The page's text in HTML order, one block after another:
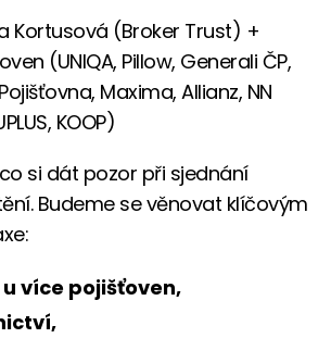
Kortusová (Broker Trust) +
(UNIQA, Pillow, Generali ČP,
Pojišťovna, Maxima, Allianz, NN
KOOP)
si dát pozor při sjednání
Budeme se věnovat klíčovým
více pojišťoven,